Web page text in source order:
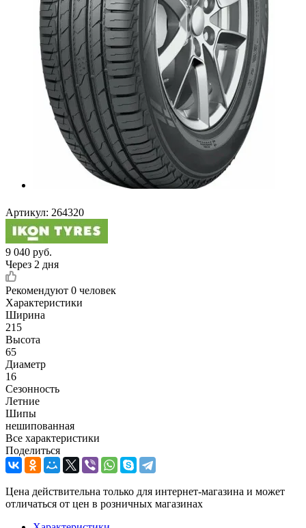
Артикул: 264320
9 040 руб.
Через 2 дня
Рекомендуют 0 человек
Характеристики
Ширина
215
Высота
65
Диаметр
16
Сезонность
Летние
Шипы
нешипованная
Все характеристики
Поделиться
Цена действительна только для интернет-магазина и может
отличаться от цен в розничных магазинах